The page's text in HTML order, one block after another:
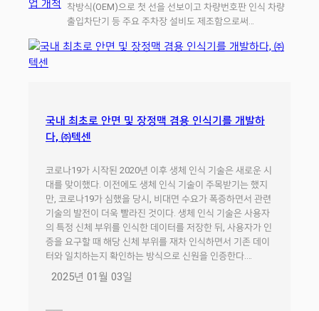
착방식(OEM)으로 첫 선을 선보이고 차량번호판 인식 차량
출입차단기 등 주요 주차장 설비도 제조함으로써…
국내 최초로 안면 및 장정맥 겸용 인식기를 개발하
다, ㈜텍센
코로나19가 시작된 2020년 이후 생체 인식 기술은 새로운 시
대를 맞이했다. 이전에도 생체 인식 기술이 주목받기는 했지
만, 코로나19가 심했을 당시, 비대면 수요가 폭증하면서 관련
기술의 발전이 더욱 빨라진 것이다. 생체 인식 기술은 사용자
의 특정 신체 부위를 인식한 데이터를 저장한 뒤, 사용자가 인
증을 요구할 때 해당 신체 부위를 재차 인식하면서 기존 데이
터와 일치하는지 확인하는 방식으로 신원을 인증한다.…
2025년 01월 03일